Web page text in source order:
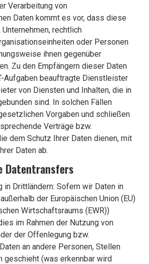
Verarbeitung von
Daten kommt es vor, dass diese
rechtlich
oder Personen
ihnen gegenüber
Zu den Empfängern dieser Daten
Aufgaben beauftragte Dienstleister
von Diensten und Inhalten, die in
sind. In solchen Fällen
Vorgaben und schließen
Verträge bzw.
dem Schutz Ihrer Daten dienen, mit
Daten ab.
Datentransfers
in Drittländern: Sofern wir Daten in
der Europäischen Union (EU)
Wirtschaftsraums (EWR))
im Rahmen der Nutzung von
der Offenlegung bzw.
an andere Personen, Stellen
geschieht (was erkennbar wird